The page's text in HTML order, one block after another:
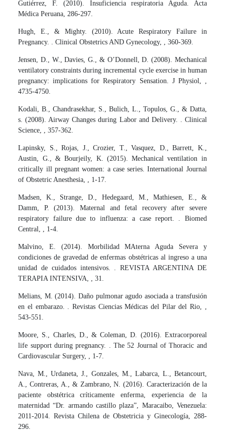
Gutiérrez, F. (2010). Insuficiencia respiratoria Aguda. Acta
Médica Peruana, 286-297.
Hugh, E., & Mighty. (2010). Acute Respiratory Failure in
Pregnancy. . Clinical Obstetrics AND Gynecology, , 360-369.
Jensen, D., W., Davies, G., & O’Donnell, D. (2008). Mechanical
ventilatory constraints during incremental cycle exercise in human
pregnancy: implications for Respiratory Sensation. J Physiol, ,
4735-4750.
Kodali, B., Chandrasekhar, S., Bulich, L., Topulos, G., & Datta,
s. (2008). Airway Changes during Labor and Delivery. . Clinical
Science, , 357-362.
Lapinsky, S., Rojas, J., Crozier, T., Vasquez, D., Barrett, K.,
Austin, G., & Bourjeily, K. (2015). Mechanical ventilation in
critically ill pregnant women: a case series. International Journal
of Obstetric Anesthesia, , 1-17.
Madsen, K., Strange, D., Hedegaard, M., Mathiesen, E., &
Damm, P. (2013). Maternal and fetal recovery after severe
respiratory failure due to influenza: a case report. . Biomed
Central, , 1-4.
Malvino, E. (2014). Morbilidad MAterna Aguda Severa y
condiciones de gravedad de enfermas obstétricas al ingreso a una
unidad de cuidados intensivos. . REVISTA ARGENTINA DE
TERAPIA INTENSIVA, , 31.
Melians, M. (2014). Daño pulmonar agudo asociada a transfusión
en el embarazo. . Revistas Ciencias Médicas del Pilar del Rio, ,
543-551.
Moore, S., Charles, D., & Coleman, D. (2016). Extracorporeal
life support during pregnancy. . The 52 Journal of Thoracic and
Cardiovascular Surgery, , 1-7.
Nava, M., Urdaneta, J., Gonzales, M., Labarca, L., Betancourt,
A., Contreras, A., & Zambrano, N. (2016). Caracterización de la
paciente obstétrica críticamente enferma, experiencia de la
maternidad “Dr. armando castillo plaza”, Maracaibo, Venezuela:
2011-2014. Revista Chilena de Obstetricia y Ginecología, 288-
296.